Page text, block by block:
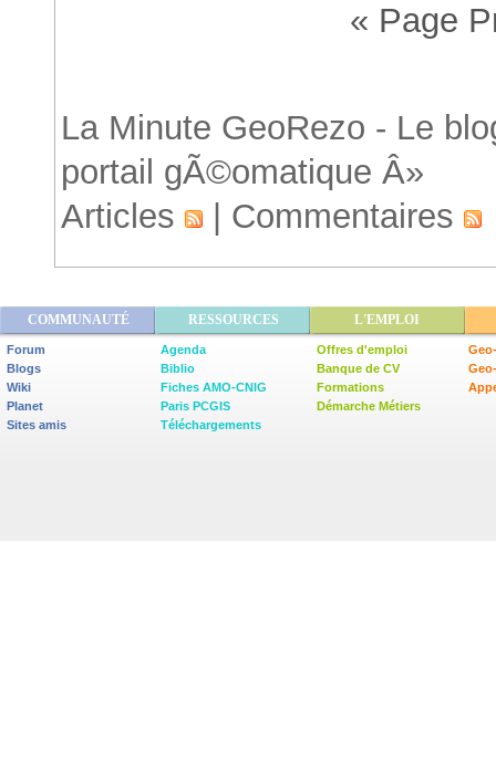
« Page
La Minute GeoRezo - Le
portail gÃ©omatique Â»
Articles
Commentaires
COMMUNAUTÉ RESSOURCES L'EMPLOI
Forum
Blogs
Wiki
Planet
Sites amis
Agenda
Biblio
Fiches AMO-CNIG
Paris PCGIS
Téléchargements
Offres d'emploi
Banque de CV
Formations
Démarche Métiers